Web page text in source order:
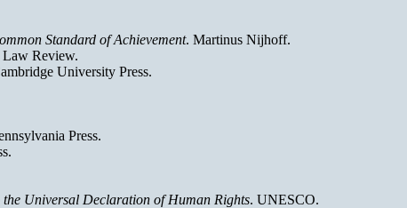
Standard of Achievement. Martinus Nijhoff.
Law Review.
University Press.
Press.
Universal Declaration of Human Rights. UNESCO.